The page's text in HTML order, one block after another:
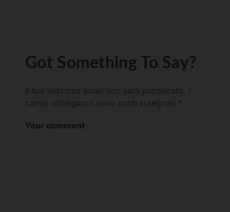
Got Something To Say?
Il tuo indirizzo email non sarà pubblicato.
campi obbligatori sono contrassegnati *
Your comment